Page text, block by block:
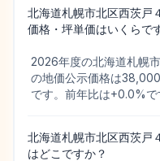
北海道札幌市北区西茨戸
価格・坪単価はいくらで
2026年度の北海道札幌
の地価公示価格は
です。前年比は+0.0%で
北海道札幌市北区西茨戸
はどこですか？